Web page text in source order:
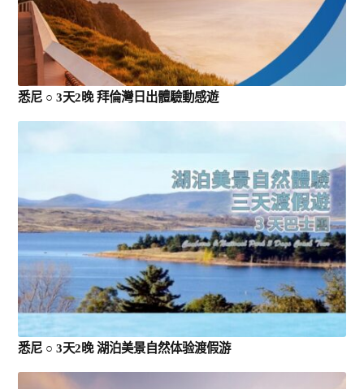
悉尼 ○ 3天2晚 拜倫灣日出體驗動感遊
悉尼 ○ 3天2晚 湖泊美景自然体验渡假游